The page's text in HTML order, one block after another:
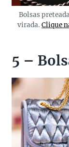
Bolsas
virada. Clique
5 –